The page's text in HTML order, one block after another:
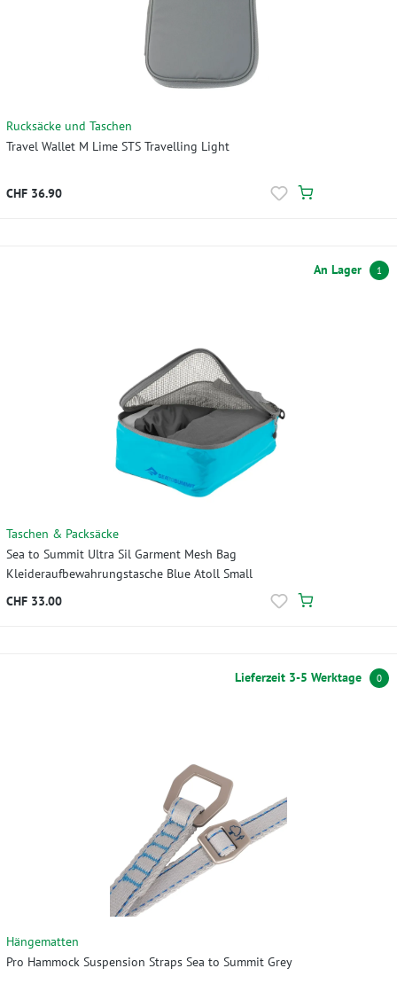
Rucksäcke und Taschen
Travel Wallet M Lime STS Travelling Light
CHF 36.90
An Lager 1
Taschen & Packsäcke
Sea to Summit Ultra Sil Garment Mesh Bag
Kleideraufbewahrungstasche Blue Atoll Small
CHF 33.00
Lieferzeit 3-5 Werktage 0
Hängematten
Pro Hammock Suspension Straps Sea to Summit Grey